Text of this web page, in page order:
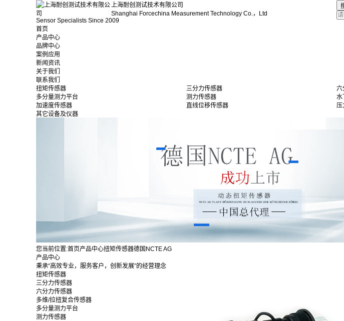
上海耐创测试技术有限公司
Shanghai Forcechina Measurement Technology Co.，Ltd
Sensor Specialists Since 2009
首页
产品中心
品牌中心
案例应用
新闻资讯
关于我们
联系我们
扭矩传感器
三分力传感器 六
多分量测力平台
测力传感器 水
加速度传感器
直线位移传感器 压
其它设备及仪器
您当前位置:首页产品中心扭矩传感器德国NCTE AG
产品中心
秉承“高效专业，服务客户，创新发展”的经营理念
扭矩传感器
三分力传感器
六分力传感器
多维/拉扭复合传感器
多分量测力平台
测力传感器